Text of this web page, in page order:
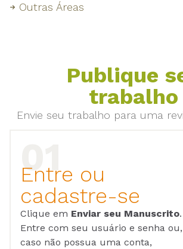
Outras Áreas
Publique
trabalho
Envie seu trabalho para uma
Entre ou
cadastre-se
Clique em Enviar seu Manuscrito.
Entre com seu usuário e senha ou,
caso não possua uma conta,